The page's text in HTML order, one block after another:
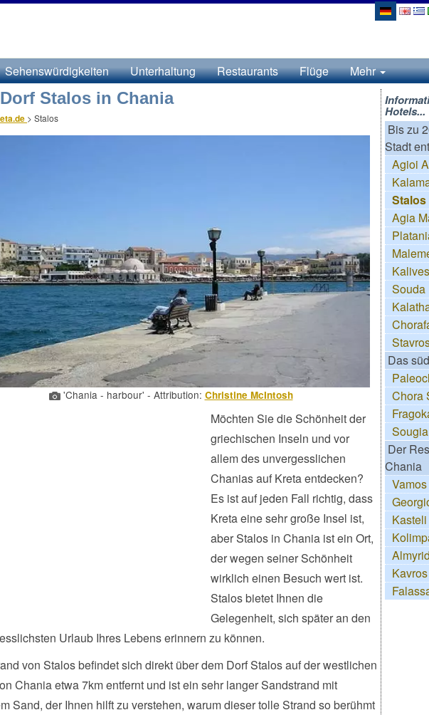
Sehenswürdigkeiten Unterhaltung Restaurants Flüge Mehr
Stalos in Chania
> Stalos
'Chania - harbour' - Attribution: Christine McIntosh
Möchten Sie die Schönheit der
griechischen Inseln und vor
allem des unvergesslichen
Chanias auf Kreta entdecken?
Es ist auf jeden Fall richtig, dass
Kreta eine sehr große Insel ist,
aber Stalos in Chania ist ein Ort,
der wegen seiner Schönheit
wirklich einen Besuch wert ist.
Stalos bietet Ihnen die
Gelegenheit, sich später an den
Urlaub Ihres Lebens erinnern zu können.
von Stalos befindet sich direkt über dem Dorf Stalos auf der westlichen
Chania etwa 7km entfernt und ist ein sehr langer Sandstrand mit
Sand, der Ihnen hilft zu verstehen, warum dieser tolle Strand so berühmt
Hotels...
Bis zu
Stadt
Agioi
Stalos
Agia
Kalives
Souda
Das
Chora
Sougia
Der
Chania
Vamos
Kavros